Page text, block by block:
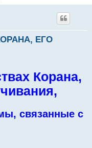
ЕГО
Корана,
связанные с